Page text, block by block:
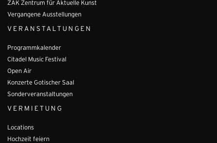
ZAK Zentrum für Aktuelle Kunst
Vergangene Ausstellungen
VERANSTALTUNGEN
Programmkalender
Citadel Music Festival
Open Air
Konzerte Gotischer Saal
Sonderveranstaltungen
VERMIETUNG
Locations
Hochzeit feiern